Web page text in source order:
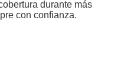
durante más
con confianza.